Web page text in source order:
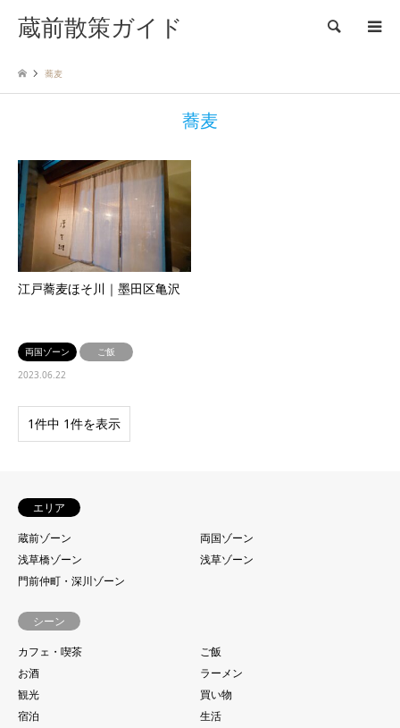
蔵前散策ガイド 検索
蕎麦
蕎麦
江戸蕎麦ほそ川｜墨田区亀沢
両国ゾーン
ご飯
2023.06.22
1件中 1件を表示
エリア
蔵前ゾーン
両国ゾーン
浅草橋ゾーン
浅草ゾーン
門前仲町・深川ゾーン
シーン
カフェ・喫茶
ご飯
お酒
ラーメン
観光
買い物
宿泊
生活